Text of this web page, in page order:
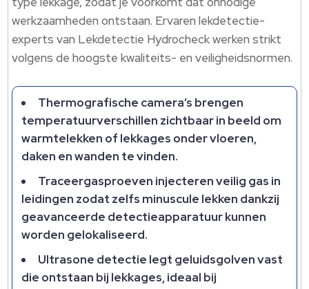
werkzaamheden ontstaan.​ Ervaren lekdetectie-
experts van Lekdetectie Hydrocheck werken strikt
volgens de hoogste kwaliteits- en veiligheidsnormen.​
Thermografische camera’s brengen
temperatuurverschillen zichtbaar in beeld om
warmtelekken of lekkages onder vloeren,
daken en wanden te vinden.​
Traceergasproeven injecteren veilig gas in
leidingen zodat zelfs minuscule lekken dankzij
geavanceerde detectieapparatuur kunnen
worden gelokaliseerd.​
Ultrasone detectie legt geluidsgolven vast
die ontstaan bij lekkages, ideaal bij